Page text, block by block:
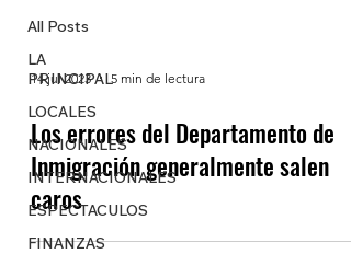
All Posts
LA
PRINCIPAL
LOCALES
NACIONALES
INTERNACIONALES
ESPECTACULOS
FINANZAS
14 jul 2023 5 min de lectura
Los errores del Departamento de
Inmigración generalmente salen
caros